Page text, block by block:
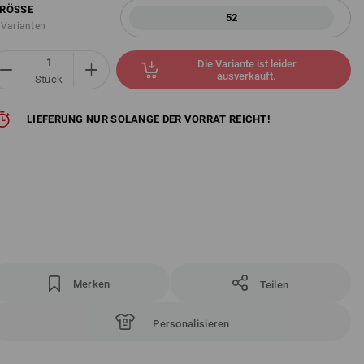
52
Stück
Die Variante ist leider
ausverkauft.
LIEFERUNG NUR SOLANGE DER VORRAT REICHT!
Merken Teilen
Personalisieren